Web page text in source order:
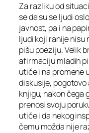
Za razliku od
se da su se ljudi
javnost, pa i na
ljudi koji ranije nisu
pišu poeziju. Velik
afirmaciju mladih
utiče i na promene
diskusije,
knjigu, nakon čega
prenosi svoju
utiče i da nekog
čemu možda nije